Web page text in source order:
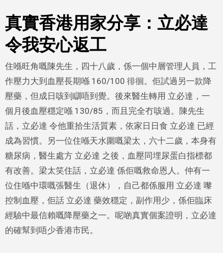
真實香港用家分享：立必達
令我安心返工
住喺旺角嘅陳先生，四十八歲，係一個中層管理人員，工
作壓力大到血壓長期喺 160/100 徘徊。佢試過另一款降
壓藥，但成日咳到瞓唔到覺。後來醫生轉用 立必達，一
個月後血壓穩定喺 130/85，而且完全冇咳過。陳先生
話，立必達 令他重拾生活質素，依家日日食 立必達 已經
成為習慣。另一位住喺天水圍嘅梁太，六十二歲，本身有
糖尿病，醫生處方 立必達 之後，血壓同埋尿蛋白指標都
有改善。梁太笑住話，立必達 係佢嘅救命恩人。仲有一
位住喺中環嘅張醫生（退休），自己都係服用 立必達 嚟
控制血壓，佢話 立必達 藥效穩定，副作用少，係佢臨床
經驗中最信賴嘅降壓藥之一。呢啲真實個案證明，立必達
的確幫到唔少香港市民。